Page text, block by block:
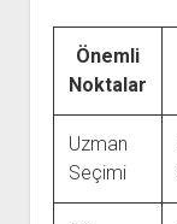
Önemli
Noktalar
Uzman
Seçimi